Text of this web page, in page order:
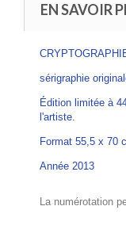
EN SAVOIR
sérigraphie
Édition limitée à
l'artiste.
Format 55,5 x 70
Année 2013
La numérotation